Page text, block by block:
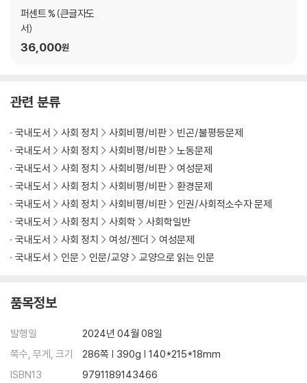
42.2% : 음주 운전
45.5% : MZ세대의 이직
47% : 서울 택시가 안 잡히는 이유
49.1% : ‘제때 못 가는’ 중증 응급 환자
53% : 국내 대학의 존폐
57% : ‘동성애 받아들일 수 없다’는 사람들
66.3% : 고독사
67.8% : 메타버스의 10대들
69.5% : ‘계층 이동 힘들 것’이라고 답한 MZ세대
76.1% : 한국 노동자의 연차 사용
81% : 세월호 유가족의 트라우마
95.8% : 카카오톡 없이는 ···
퍼센트 % (큰글자도
서)
36,000원
관련 분류
국내도서 사회 정치 사회비평/비판
빈곤/불평등문제
국내도서
사회 정치 사회비평/비판
노동문제
국내도서
사회 정치 사회비평/비판
여성문제
국내도서
사회 정치 사회비평/비판
환경문제
국내도서
사회 정치 사회비평/비판
인권/사회적소수자 문제
국내도서
사회 정치 사회학
사회학일반
국내도서
사회 정치 여성/젠더
여성문제
국내도서
인문 인문/교양 교양으로 읽는 인문
품목정보
발행일
2024년 04월 08일
쪽수, 무게, 크기
286쪽 | 390g | 140*215*18mm
ISBN13
9791189143466